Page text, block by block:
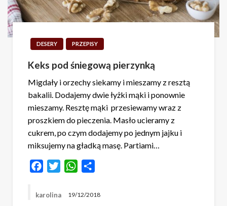
DESERY PRZEPISY
Keks pod śniegową pierzynką
Migdały i orzechy siekamy i mieszamy z resztą
bakalii. Dodajemy dwie łyżki mąki i ponownie
mieszamy. Resztę mąki przesiewamy wraz z
proszkiem do pieczenia. Masło ucieramy z
cukrem, po czym dodajemy po jednym jajku i
miksujemy na gładką masę. Partiami…
FacebookTwitterWhatsApp
karolina 19/12/2018